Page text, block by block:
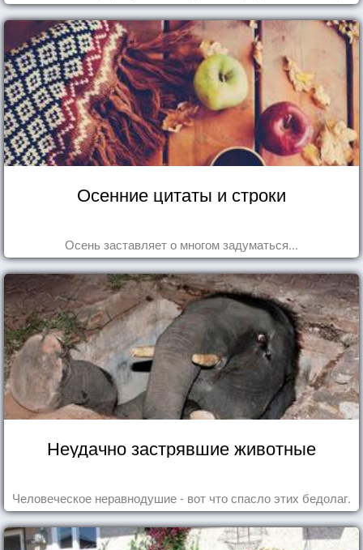
Осенние цитаты и строки
Осень заставляет о многом задуматься...
Неудачно застрявшие животные
Человеческое неравнодушие - вот что спасло этих бедолаг.